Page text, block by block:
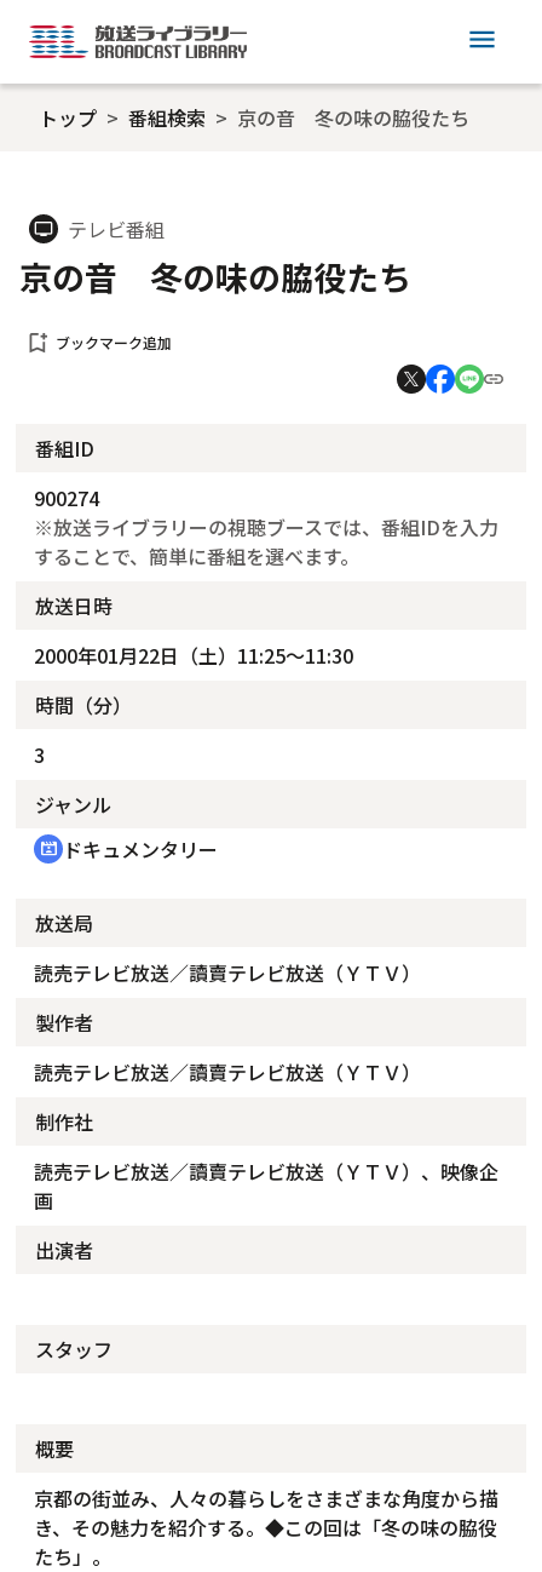
menu
トップ 番組検索 京の音 冬の味の脇役たち
tv テレビ番組
京の音 冬の味の脇役たち
bookmark_add ブックマーク追加
番組ID
900274
※放送ライブラリーの視聴ブースでは、番組IDを入力
することで、簡単に番組を選べます。
放送日時
2000年01月22日（土）11:25～11:30
時間（分）
3
ジャンル
cinematic_blur ドキュメンタリー
放送局
読売テレビ放送／讀賣テレビ放送（ＹＴＶ）
製作者
読売テレビ放送／讀賣テレビ放送（ＹＴＶ）
制作社
読売テレビ放送／讀賣テレビ放送（ＹＴＶ）、映像企
画
出演者
スタッフ
概要
京都の街並み、人々の暮らしをさまざまな角度から描
き、その魅力を紹介する。◆この回は「冬の味の脇役
たち」。